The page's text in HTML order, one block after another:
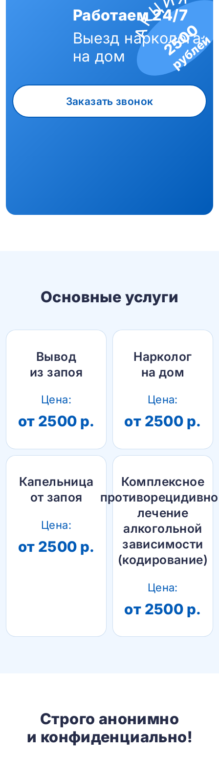
2500
рублей
Работаем 24/7
Выезд нарколога
на дом
Заказать звонок
Основные услуги
Вывод
из запоя
Цена:
от 2500 р.
Нарколог
на дом
Цена:
от 2500 р.
Капельница
от запоя
Цена:
от 2500 р.
Комплексное
лечение
алкогольной
зависимости
(кодирование)
Цена:
от 2500 р.
Строго анонимно
и конфиденциально!